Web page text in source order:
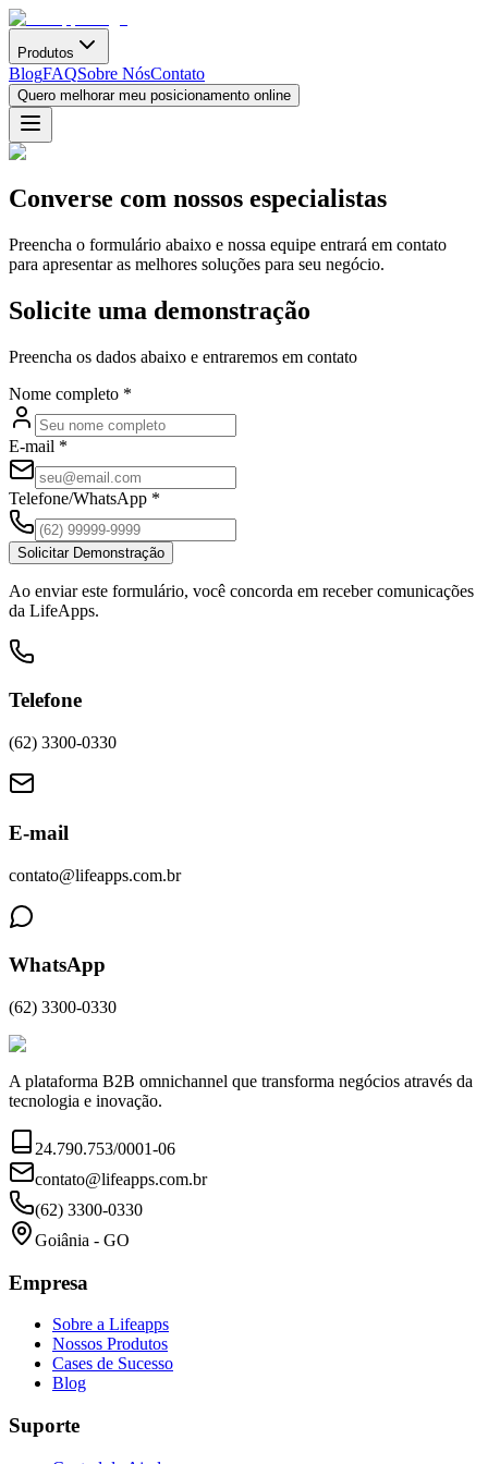
Produtos
BlogFAQSobre NósContato
Quero melhorar meu posicionamento online
Converse com nossos especialistas
Preencha o formulário abaixo e nossa equipe entrará em contato
para apresentar as melhores soluções para seu negócio.
Solicite uma demonstração
Preencha os dados abaixo e entraremos em contato
Nome completo *
E-mail *
Telefone/WhatsApp *
Solicitar Demonstração
Ao enviar este formulário, você concorda em receber comunicações
da LifeApps.
Telefone
(62) 3300-0330
E-mail
contato@lifeapps.com.br
WhatsApp
(62) 3300-0330
A plataforma B2B omnichannel que transforma negócios através da
tecnologia e inovação.
24.790.753/0001-06
contato@lifeapps.com.br
(62) 3300-0330
Goiânia - GO
Empresa
Sobre a Lifeapps
Nossos Produtos
Cases de Sucesso
Blog
Suporte